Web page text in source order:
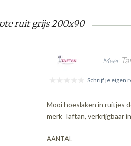
ruit grijs 200x90
Meer
Schrijf je eigen
Mooi hoeslaken in ruitjes
merk Taftan, verkrijgbaar
AANTAL